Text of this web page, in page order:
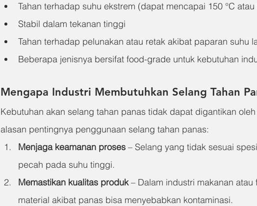
Tahan terhadap suhu ekstrem (dapat mencapai 150 °C atau
Stabil dalam tekanan tinggi
Tahan terhadap pelunakan atau retak akibat paparan suhu
Beberapa jenisnya bersifat food-grade untuk kebutuhan
Mengapa Industri Membutuhkan Selang Tahan
Kebutuhan akan selang tahan panas tidak dapat digantikan
alasan pentingnya penggunaan selang tahan panas:
Menjaga keamanan proses – Selang yang tidak sesuai
pecah pada suhu tinggi.
Memastikan kualitas produk – Dalam industri makanan atau
material akibat panas bisa menyebabkan kontaminasi.